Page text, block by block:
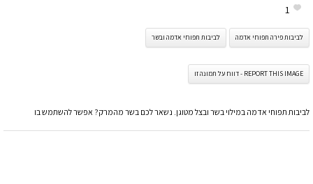
1
לביבות פירה תפוחי אדמה לביבות תפוחי אדמה ובשר
REPORT THIS IMAGE - דווח על תמונה זו
לביבות תפוחי אדמה במילוי בשר ובצל מטוגן. נשאר לכם בשר מהמרק? אפשר להשתמש בו